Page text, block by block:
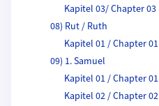
Kapitel 03/ Chapter 03
08) Rut / Ruth
Kapitel 01 / Chapter 01
09) 1. Samuel
Kapitel 01 / Chapter 01
Kapitel 02 / Chapter 02